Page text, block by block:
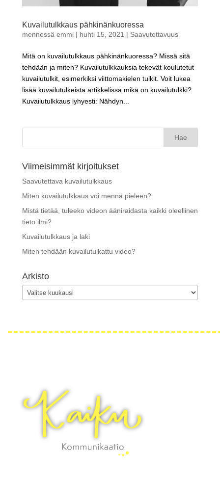
Kuvailutulkkaus pähkinänkuoressa
mennessä emmi| huhti 15, 2021 | Saavutettavuus
Mitä on kuvailutulkkaus pähkinänkuoressa? Missä sitä
tehdään ja miten? Kuvailutulkkauksia tekevät koulutetut
kuvailutulkit, esimerkiksi viittomakielen tulkit. Voit lukea
lisää kuvailutulkeista artikkelissa mikä on kuvailutulkki?
Kuvailutulkkaus lyhyesti: Nähdyn...
Haku:
Viimeisimmät kirjoitukset
Saavutettava kuvailutulkkaus
Miten kuvailutulkkaus voi mennä pieleen?
Mistä tietää, tuleeko videon ääniraidasta kaikki oleellinen
tieto ilmi?
Kuvailutulkkaus ja laki
Miten tehdään kuvailutulkattu video?
Arkisto
Arkisto